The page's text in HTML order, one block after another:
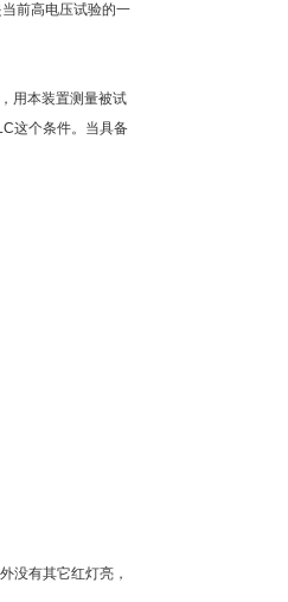
前高电压试验的一
用本装置测量被试
这个条件。当具备
没有其它红灯亮，